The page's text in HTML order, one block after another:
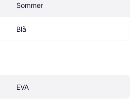
Sommer
Blå
EVA